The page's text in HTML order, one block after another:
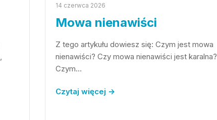
14 czerwca 2026
Mowa nienawiści
Z tego artykułu dowiesz się: Czym jest mowa
nienawiści? Czy mowa nienawiści jest karalna?
Czym…
Czytaj więcej →